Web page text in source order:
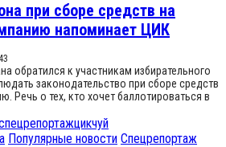
при сборе средств на
напоминает ЦИК
обратился к участникам избирательного
законодательство при сборе средств
Речь о тех, кто хочет баллотироваться в
цикчуй
Популярные новости Спецрепортаж